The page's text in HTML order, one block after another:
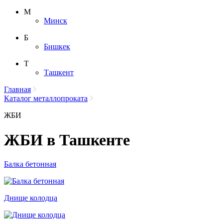
М
Минск
Б
Бишкек
Т
Ташкент
Главная
Каталог металлопроката
ЖБИ
ЖБИ в Ташкенте
Балка бетонная
Днище колодца